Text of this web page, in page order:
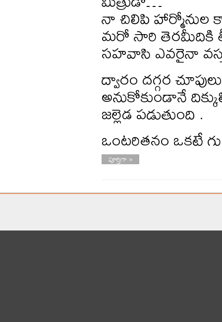
నా చిలిపి హార్మోనుల
మరో సారి తెరమీదికి
సహవాసి ఎవరైనా
ద్వారం దగ్గర చూపులు
అనుకోకుండానే
జల్లెడ పడుతుంది .
ఒంటరితనం ఒకటే
పూర్తిగా »